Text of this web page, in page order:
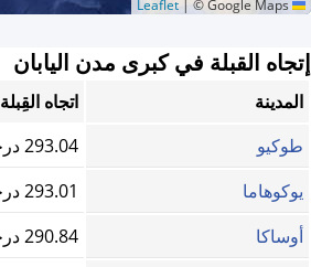
© Google Maps
إتجاه القبلة في كبرى مدن اليابان
المدينة اتجاه القِبلة
طوكيو
293.04 درجة
يوكوهاما
293.01 درجة
أوساكا
290.84 درجة